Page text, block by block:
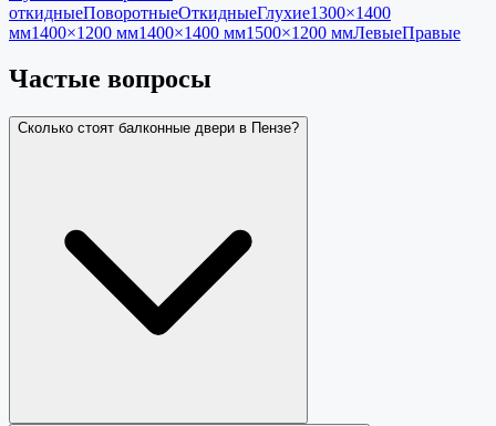
откидныеПоворотныеОткидныеГлухие1300×1400
мм1400×1200 мм1400×1400 мм1500×1200 ммЛевыеПравые
Частые вопросы
Сколько стоят балконные двери в Пензе?